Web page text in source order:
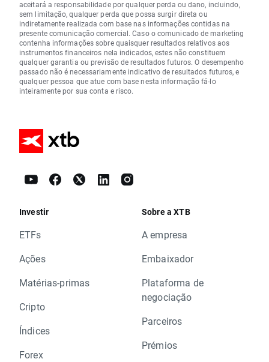
aceitará a responsabilidade por qualquer perda ou dano, incluindo,
sem limitação, qualquer perda que possa surgir direta ou
indiretamente realizada com base nas informações contidas na
presente comunicação comercial. Caso o comunicado de marketing
contenha informações sobre quaisquer resultados relativos aos
instrumentos financeiros nela indicados, estes não constituem
qualquer garantia ou previsão de resultados futuros. O desempenho
passado não é necessariamente indicativo de resultados futuros, e
qualquer pessoa que atue com base nesta informação fá-lo
inteiramente por sua conta e risco.
Investir
ETFs
Ações
Matérias-primas
Cripto
Índices
Forex
Sobre a XTB
A empresa
Embaixador
Plataforma de
negociação
Parceiros
Prémios